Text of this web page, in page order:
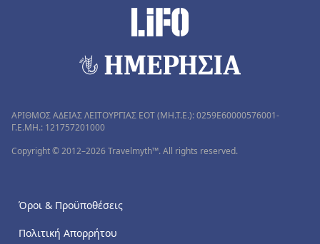
ΑΡΙΘΜΟΣ ΑΔΕΙΑΣ ΛΕΙΤΟΥΡΓΙΑΣ ΕΟΤ (MH.T.E.): 0259Ε60000576001-
Γ.Ε.ΜΗ.: 121757201000
Copyright © 2012–2026 Travelmyth™. All rights reserved.
Όροι & Προϋποθέσεις
Πολιτική Απορρήτου